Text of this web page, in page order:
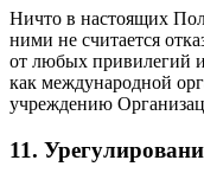
Ничто в настоящих
ними не считается
от любых привилегий
как международной
учреждению
11.